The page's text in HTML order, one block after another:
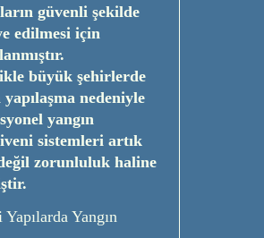
güvenli şekilde
edilmesi için
büyük şehirlerde
nedeniyle
yangın
sistemleri artık
zorunluluk haline
Yangın